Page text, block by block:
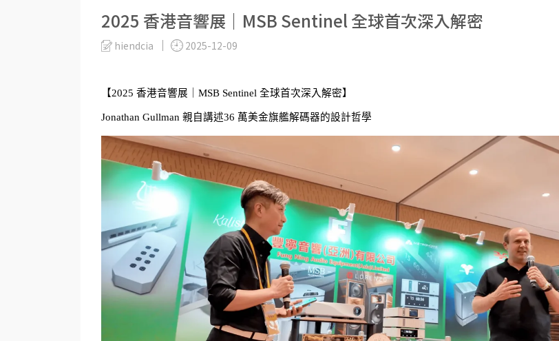
2025 香港音響展｜MSB Sentinel 全球首次深入解密
hiendcia 2025-12-09
【2025 香港音響展｜MSB Sentinel 全球首次深入解密】
Jonathan Gullman 親自講述36 萬美金旗艦解碼器的設計哲學